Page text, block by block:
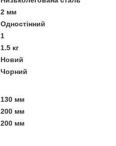
2 мм
Одностінний
1
1.5 кг
Новий
Чорний
130 мм
200 мм
200 мм